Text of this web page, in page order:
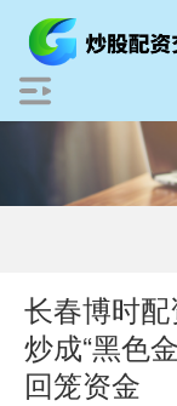
长春博时
炒成“黑色
回笼资金